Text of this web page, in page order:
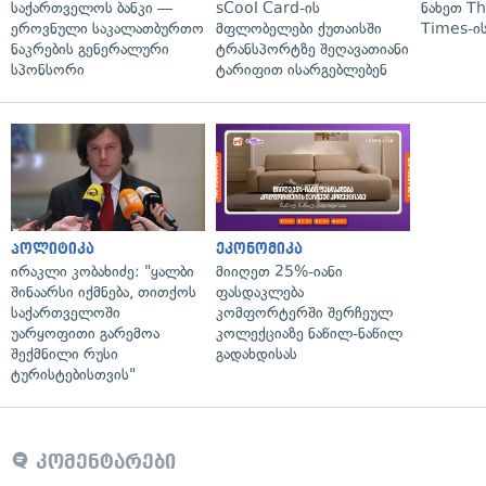
საქართველოს ბანკი —
ეროვნული საკალათბურთო
ნაკრების გენერალური
სპონსორი
sCool Card-ის
მფლობელები ქუთაისში
ტრანსპორტზე შეღავათიანი
ტარიფით ისარგებლებენ
ნახეთ
Times-
პოლიტიკა
ირაკლი კობახიძე: "ყალბი
შინაარსი იქმნება, თითქოს
საქართველოში
უარყოფითი გარემოა
შექმნილი რუსი
ტურისტებისთვის"
ეკონომიკა
მიიღეთ 25%-იანი
ფასდაკლება
კომფორტერში შერჩეულ
კოლექციაზე ნაწილ-ნაწილ
გადახდისას
კომენტარები